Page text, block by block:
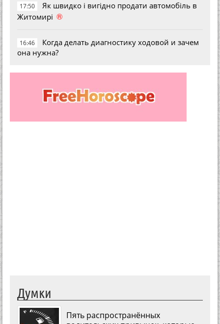
17:50
Як швидко і вигідно продати автомобіль в
Житомирі ®
16:46
Когда делать диагностику ходовой и зачем
она нужна?
Думки
Пять распространённых